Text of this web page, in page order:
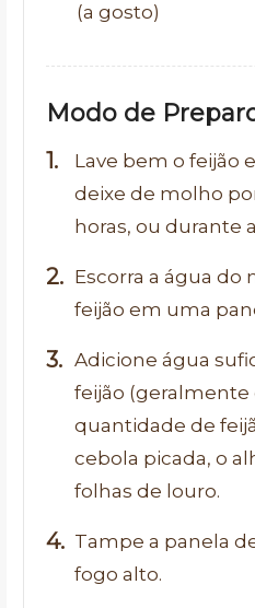
(a gosto)
Modo de
Lave bem o feijão
deixe de molho
horas, ou durante
Escorra a água do
feijão em uma
Adicione água
feijão (geralmente
quantidade de
cebola picada, o
folhas de louro.
Tampe a panela
fogo alto.